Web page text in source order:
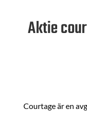
Aktie
Courtage är en